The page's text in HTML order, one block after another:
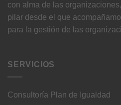
con alma de las
pilar desde el que
para la gestión de las
SERVICIOS
Consultoría Plan de Igualdad